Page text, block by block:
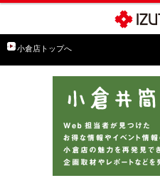
小倉店トップへ